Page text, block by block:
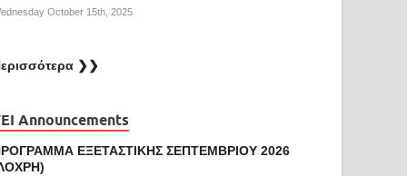
October 15th, 2025
❯❯
Announcements
ΕΞΕΤΑΣΤΙΚΗΣ ΣΕΠΤΕΜΒΡΙΟΥ 2026